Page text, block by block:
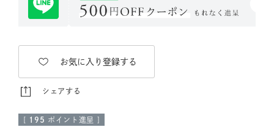
お気に入り登録する
シェアする
195 ポイント進呈 ]